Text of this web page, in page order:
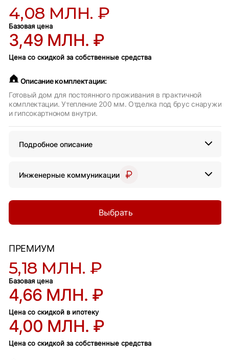
4,08 МЛН. ₽
Базовая цена
3,49 МЛН. ₽
Цена со скидкой за собственные средства
Описание комплектации:
Готовый дом для постоянного проживания в практичной
комплектации. Утепление 200 мм. Отделка под брус снаружи
и гипсокартноном внутри.
Подробное описание
Инженерные коммуникации
Выбрать
ПРЕМИУМ
5,18 МЛН. ₽
Базовая цена
4,66 МЛН. ₽
Цена со скидкой в ипотеку
4,00 МЛН. ₽
Цена со скидкой за собственные средства